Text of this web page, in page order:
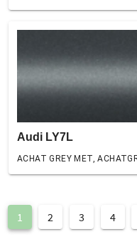
Audi LY7L
ACHAT GREY MET,
1 2 3 4